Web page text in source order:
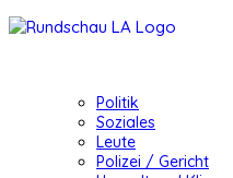
Politik
Soziales
Leute
Polizei / Gericht